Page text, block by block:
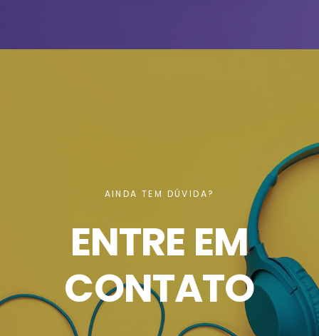
AINDA TEM DÚVIDA?
ENTRE EM
CONTATO